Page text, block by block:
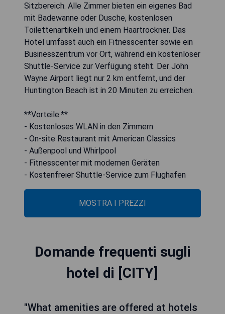
Sitzbereich. Alle Zimmer bieten ein eigenes Bad
mit Badewanne oder Dusche, kostenlosen
Toilettenartikeln und einem Haartrockner. Das
Hotel umfasst auch ein Fitnesscenter sowie ein
Businesszentrum vor Ort, während ein kostenloser
Shuttle-Service zur Verfügung steht. Der John
Wayne Airport liegt nur 2 km entfernt, und der
Huntington Beach ist in 20 Minuten zu erreichen.
**Vorteile:**
- Kostenloses WLAN in den Zimmern
- On-site Restaurant mit American Classics
- Außenpool und Whirlpool
- Fitnesscenter mit modernen Geräten
- Kostenfreier Shuttle-Service zum Flughafen
MOSTRA I PREZZI
Domande frequenti sugli
hotel di [CITY]
"What amenities are offered at hotels